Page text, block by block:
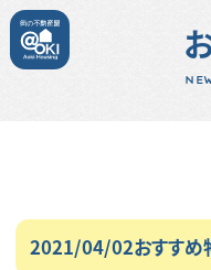
2021/04/02おすすめ